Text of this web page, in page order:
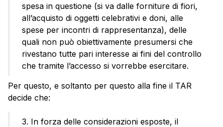
spesa in questione (si va dalle forniture di fiori,
all’acquisto di oggetti celebrativi e doni, alle
spese per incontri di rappresentanza), delle
quali non può obiettivamente presumersi che
rivestano tutte pari interesse ai fini del controllo
che tramite l’accesso si vorrebbe esercitare.
Per questo, e soltanto per questo alla fine il TAR
decide che:
3. In forza delle considerazioni esposte, il